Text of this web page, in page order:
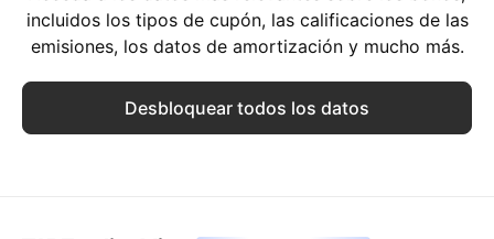
incluidos los tipos de cupón, las calificaciones de las
emisiones, los datos de amortización y mucho más.
Desbloquear todos los datos